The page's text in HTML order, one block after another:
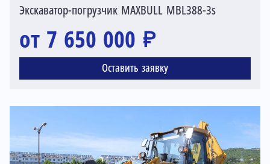
Экскаватор-погрузчик MAXBULL MBL388-3s
от 7 650 000 ₽
Оставить заявку